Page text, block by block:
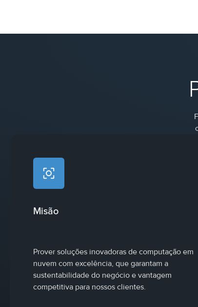
Misão
Prover soluções inovadoras de computação em
nuvem com excelência, que garantam a
sustentabilidade do negócio e vantagem
competitiva para nossos clientes.